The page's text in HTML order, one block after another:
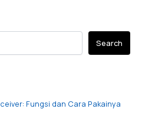
Search
Fungsi dan Cara Pakainya